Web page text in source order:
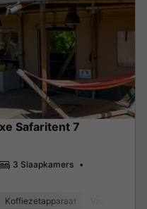
Safaritent 7
3 Slaapkamers
Koffiezetapparaat